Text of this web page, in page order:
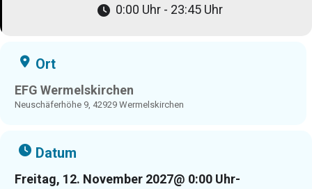
0:00 Uhr - 23:45 Uhr
Ort
EFG Wermelskirchen
Neuschäferhöhe 9, 42929 Wermelskirchen
Datum
Freitag, 12. November 2027@ 0:00 Uhr-